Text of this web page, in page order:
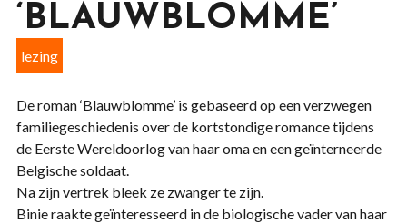
‘BLAUWBLOMME’
lezing
De roman ‘Blauwblomme’ is gebaseerd op een verzwegen
familiegeschiedenis over de kortstondige romance tijdens
de Eerste Wereldoorlog van haar oma en een geïnterneerde
Belgische soldaat.
Na zijn vertrek bleek ze zwanger te zijn.
Binie raakte geïnteresseerd in de biologische vader van haar